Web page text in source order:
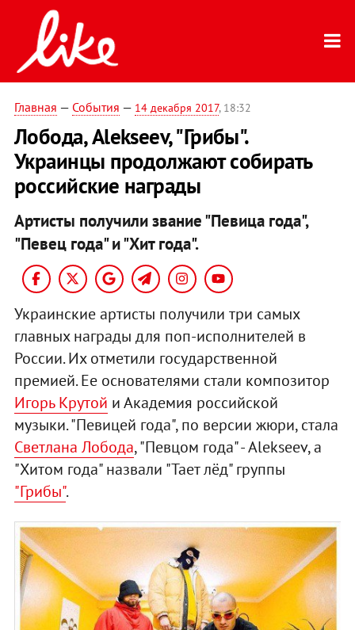
Главная — События — 14 декабря 2017, 18:32
Лобода, Alekseev, "Грибы".
Украинцы продолжают собирать
российские награды
Артисты получили звание "Певица года",
"Певец года" и "Хит года".
Украинские артисты получили три самых
главных награды для поп-исполнителей в
России. Их отметили государственной
премией. Ее основателями стали композитор
Игорь Крутой и Академия российской
музыки. "Певицей года", по версии жюри, стала
Светлана Лобода, "Певцом года" - Alekseev, а
"Хитом года" назвали "Тает лёд" группы
"Грибы".